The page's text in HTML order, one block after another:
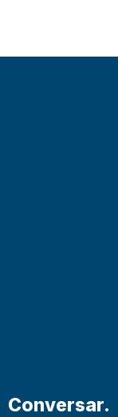
Conversar.